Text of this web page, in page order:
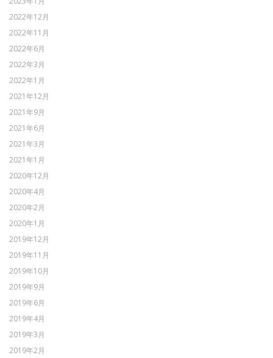
2022年12月
2022年11月
2022年6月
2022年3月
2022年1月
2021年12月
2021年9月
2021年6月
2021年3月
2021年1月
2020年12月
2020年4月
2020年2月
2020年1月
2019年12月
2019年11月
2019年10月
2019年9月
2019年6月
2019年4月
2019年3月
2019年2月